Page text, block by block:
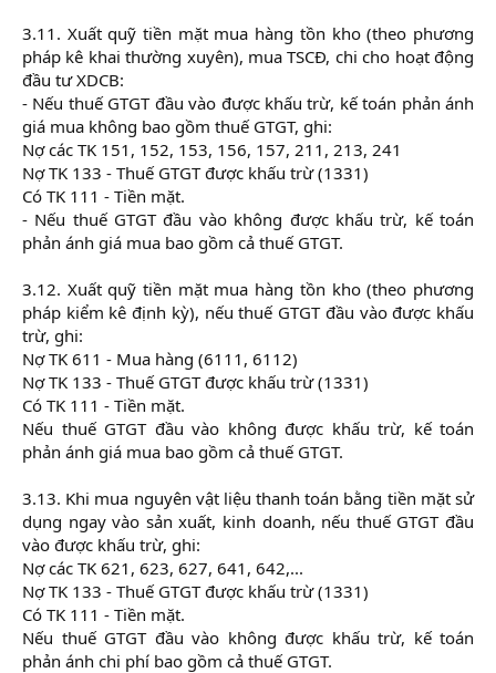
3.11. Xuất quỹ tiền mặt mua hàng tồn kho (theo phương
pháp kê khai thường xuyên), mua TSCĐ, chi cho hoạt động
đầu tư XDCB:
- Nếu thuế GTGT đầu vào được khấu trừ, kế toán phản ánh
giá mua không bao gồm thuế GTGT, ghi:
Nợ các TK 151, 152, 153, 156, 157, 211, 213, 241
Nợ TK 133 - Thuế GTGT được khấu trừ (1331)
Có TK 111 - Tiền mặt.
- Nếu thuế GTGT đầu vào không được khấu trừ, kế toán
phản ánh giá mua bao gồm cả thuế GTGT.
3.12. Xuất quỹ tiền mặt mua hàng tồn kho (theo phương
pháp kiểm kê định kỳ), nếu thuế GTGT đầu vào được khấu
trừ, ghi:
Nợ TK 611 - Mua hàng (6111, 6112)
Nợ TK 133 - Thuế GTGT được khấu trừ (1331)
Có TK 111 - Tiền mặt.
Nếu thuế GTGT đầu vào không được khấu trừ, kế toán
phản ánh giá mua bao gồm cả thuế GTGT.
3.13. Khi mua nguyên vật liệu thanh toán bằng tiền mặt sử
dụng ngay vào sản xuất, kinh doanh, nếu thuế GTGT đầu
vào được khấu trừ, ghi:
Nợ các TK 621, 623, 627, 641, 642,...
Nợ TK 133 - Thuế GTGT được khấu trừ (1331)
Có TK 111 - Tiền mặt.
Nếu thuế GTGT đầu vào không được khấu trừ, kế toán
phản ánh chi phí bao gồm cả thuế GTGT.